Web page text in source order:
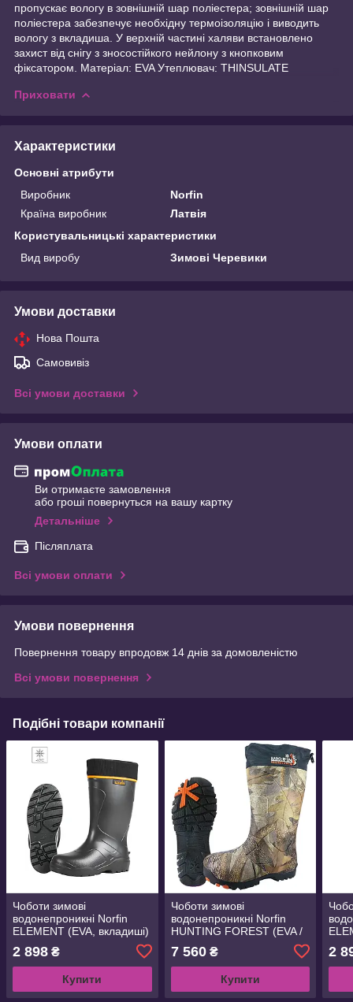
пропускає вологу в зовнішній шар поліестера; зовнішній шар
поліестера забезпечує необхідну термоізоляцію і виводить
вологу з вкладиша. У верхній частині халяви встановлено
захист від снігу з зносостійкого нейлону з кнопковим
фіксатором. Матеріал: EVA Утеплювач: THINSULATE
Приховати
Характеристики
Основні атрибути
Виробник
Norfin
Країна виробник
Латвія
Користувальницькі характеристики
Вид виробу
Зимові Черевики
Умови доставки
Нова Пошта
Самовивіз
Всі умови доставки
Умови оплати
Ви отримаєте замовлення
або гроші повернуться на вашу картку
Детальніше
Післяплата
Всі умови оплати
Умови повернення
Повернення товару впродовж 14 днів за домовленістю
Всі умови повернення
Подібні товари компанії
Чоботи зимові
водонепроникні Norfin
ELEMENT (EVA, вкладиші)
2 898 ₴
Купити
Чоботи зимові
водонепроникні Norfin
HUNTING FOREST (EVA /
TPR, вкладиші) -40 ° / р.42
(15990-42)
7 560₴
Купити
2